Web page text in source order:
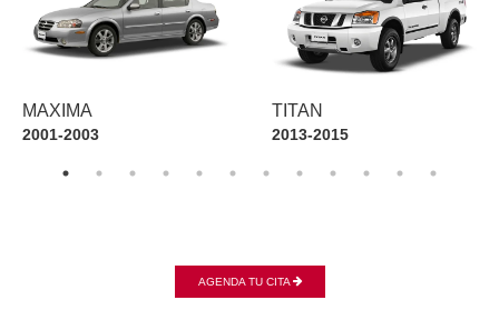
MAXIMA
2001-2003
TITAN
2013-2015
AGENDA TU CITA